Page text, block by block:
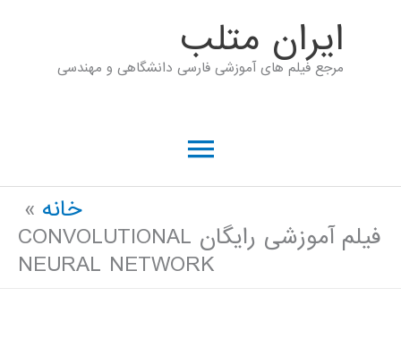
ايران متلب
مرجع فیلم های آموزشی فارسی دانشگاهی و مهندسی
فهرست
خانه
فیلم آموزشی رایگان CONVOLUTIONAL
NEURAL NETWORK